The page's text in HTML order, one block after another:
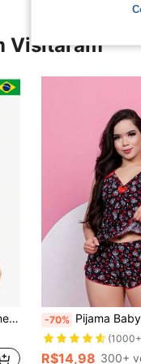
Visitaram
-70% Pijama Baby Doll Liganete
R$14,98 300+